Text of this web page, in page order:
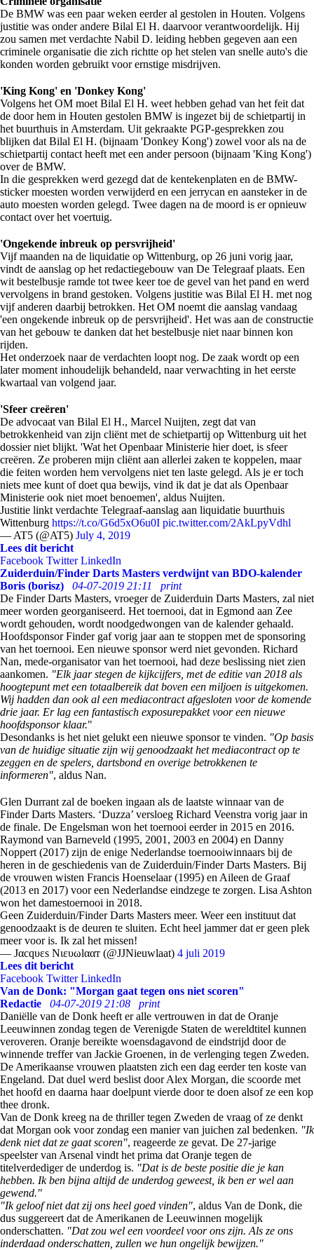
De BMW was een paar weken eerder al gestolen in Houten. Volgens
justitie was onder andere Bilal El H. daarvoor verantwoordelijk. Hij
zou samen met verdachte Nabil D. leiding hebben gegeven aan een
criminele organisatie die zich richtte op het stelen van snelle auto's die
konden worden gebruikt voor ernstige misdrijven.
'King Kong' en 'Donkey Kong'
Volgens het OM moet Bilal El H. weet hebben gehad van het feit dat
de door hem in Houten gestolen BMW is ingezet bij de schietpartij in
het buurthuis in Amsterdam. Uit gekraakte PGP-gesprekken zou
blijken dat Bilal El H. (bijnaam 'Donkey Kong') zowel voor als na de
schietpartij contact heeft met een ander persoon (bijnaam 'King Kong')
over de BMW.
In die gesprekken werd gezegd dat de kentekenplaten en de BMW-
sticker moesten worden verwijderd en een jerrycan en aansteker in de
auto moesten worden gelegd. Twee dagen na de moord is er opnieuw
contact over het voertuig.
'Ongekende inbreuk op persvrijheid'
Vijf maanden na de liquidatie op Wittenburg, op 26 juni vorig jaar,
vindt de aanslag op het redactiegebouw van De Telegraaf plaats. Een
wit bestelbusje ramde tot twee keer toe de gevel van het pand en werd
vervolgens in brand gestoken. Volgens justitie was Bilal El H. met nog
vijf anderen daarbij betrokken. Het OM noemt die aanslag vandaag
'een ongekende inbreuk op de persvrijheid'. Het was aan de constructie
van het gebouw te danken dat het bestelbusje niet naar binnen kon
rijden.
Het onderzoek naar de verdachten loopt nog. De zaak wordt op een
later moment inhoudelijk behandeld, naar verwachting in het eerste
kwartaal van volgend jaar.
'Sfeer creëren'
De advocaat van Bilal El H., Marcel Nuijten, zegt dat van
betrokkenheid van zijn cliënt met de schietpartij op Wittenburg uit het
dossier niet blijkt. 'Wat het Openbaar Ministerie hier doet, is sfeer
creëren. Ze proberen mijn cliënt aan allerlei zaken te koppelen, maar
die feiten worden hem vervolgens niet ten laste gelegd. Als je er toch
niets mee kunt of doet qua bewijs, vind ik dat je dat als Openbaar
Ministerie ook niet moet benoemen', aldus Nuijten.
Justitie linkt verdachte Telegraaf-aanslag aan liquidatie buurthuis
Wittenburg https://t.co/G6d5xO6u0I pic.twitter.com/2AkLpyVdhl
— AT5 (@AT5) July 4, 2019
Lees dit bericht
Facebook Twitter LinkedIn
Zuiderduin/Finder Darts Masters verdwijnt van BDO-kalender
Boris (borisz)
04-07-2019 21:11
print
De Finder Darts Masters, vroeger de Zuiderduin Darts Masters, zal niet
meer worden georganiseerd. Het toernooi, dat in Egmond aan Zee
wordt gehouden, wordt noodgedwongen van de kalender gehaald.
Hoofdsponsor Finder gaf vorig jaar aan te stoppen met de sponsoring
van het toernooi. Een nieuwe sponsor werd niet gevonden. Richard
Nan, mede-organisator van het toernooi, had deze beslissing niet zien
aankomen. "Elk jaar stegen de kijkcijfers, met de editie van 2018 als
hoogtepunt met een totaalbereik dat boven een miljoen is uitgekomen.
Wij hadden dan ook al een mediacontract afgesloten voor de komende
drie jaar. Er lag een fantastisch exposurepakket voor een nieuwe
hoofdsponsor klaar."
Desondanks is het niet gelukt een nieuwe sponsor te vinden. "Op basis
van de huidige situatie zijn wij genoodzaakt het mediacontract op te
zeggen en de spelers, dartsbond en overige betrokkenen te
informeren", aldus Nan.
Glen Durrant zal de boeken ingaan als de laatste winnaar van de
Finder Darts Masters. ‘Duzza’ versloeg Richard Veenstra vorig jaar in
de finale. De Engelsman won het toernooi eerder in 2015 en 2016.
Raymond van Barneveld (1995, 2001, 2003 en 2004) en Danny
Noppert (2017) zijn de enige Nederlandse toernooiwinnaars bij de
heren in de geschiedenis van de Zuiderduin/Finder Darts Masters. Bij
de vrouwen wisten Francis Hoenselaar (1995) en Aileen de Graaf
(2013 en 2017) voor een Nederlandse eindzege te zorgen. Lisa Ashton
won het damestoernooi in 2018.
Geen Zuiderduin/Finder Darts Masters meer. Weer een instituut dat
genoodzaakt is de deuren te sluiten. Echt heel jammer dat er geen plek
meer voor is. Ik zal het missen!
— Jαcqυεѕ Nιευωlααт (@JJNieuwlaat) 4 juli 2019
Lees dit bericht
Facebook Twitter LinkedIn
Van de Donk: "Morgan gaat tegen ons niet scoren"
Redactie
04-07-2019 21:08
print
Daniëlle van de Donk heeft er alle vertrouwen in dat de Oranje
Leeuwinnen zondag tegen de Verenigde Staten de wereldtitel kunnen
veroveren. Oranje bereikte woensdagavond de eindstrijd door de
winnende treffer van Jackie Groenen, in de verlenging tegen Zweden.
De Amerikaanse vrouwen plaatsten zich een dag eerder ten koste van
Engeland. Dat duel werd beslist door Alex Morgan, die scoorde met
het hoofd en daarna haar doelpunt vierde door te doen alsof ze een kop
thee dronk.
Van de Donk kreeg na de thriller tegen Zweden de vraag of ze denkt
dat Morgan ook voor zondag een manier van juichen zal bedenken. "Ik
denk niet dat ze gaat scoren", reageerde ze gevat. De 27-jarige
speelster van Arsenal vindt het prima dat Oranje tegen de
titelverdediger de underdog is. "Dat is de beste positie die je kan
hebben. Ik ben bijna altijd de underdog geweest, ik ben er wel aan
gewend."
"Ik geloof niet dat zij ons heel goed vinden", aldus Van de Donk, die
dus suggereert dat de Amerikanen de Leeuwinnen mogelijk
onderschatten. "Dat zou wel een voordeel voor ons zijn. Als ze ons
inderdaad onderschatten, zullen we hun ongelijk bewijzen."